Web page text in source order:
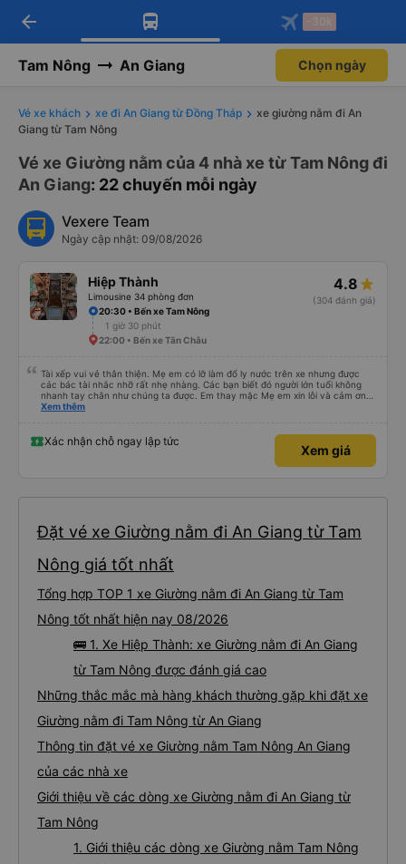
Tải app Vexere ngay!
Nhận ưu đãi thành viên độc
Mở app
Tải app Vexere
-30k/ghế khi đặt vé máy bay qua
Mở app
arrow_back -30k
Tam Nông An Giang Chọn ngày
Vé xe khách xe đi An Giang từ Đồng Tháp
xe giường nằm đi An
Giang từ Tam Nông
Vé xe Giường nằm của 4 nhà xe từ Tam Nông đi
An Giang: 22 chuyến mỗi ngày
Vexere Team
Ngày cập nhật: 09/08/2026
Hiệp Thành
Limousine 34 phòng đơn
4.8
(304 đánh giá)
20:30 • Bến xe Tam Nông
1 giờ 30 phút
22:00 • Bến xe Tân Châu
Tài xếp vui vẻ thân thiện. Mẹ em có lỡ làm đổ ly nước trên xe nhưng được
các bác tài nhắc nhỡ rất nhẹ nhàng. Các bạn biết đó người lớn tuổi không
nhanh tay chân như chúng ta được. Em thay mặc Mẹ em xin lỗi và cảm ơn
các bác tài xe Hiệp Thành rất nhiều ạ.
Xem thêm
Xác nhận chỗ ngay lập tức
Xem giá
Đặt vé xe Giường nằm đi An Giang từ Tam
Nông giá tốt nhất
Tổng hợp TOP 1 xe Giường nằm đi An Giang từ Tam
Nông tốt nhất hiện nay 08/2026
🚌 1. Xe Hiệp Thành: xe Giường nằm đi An Giang
từ Tam Nông được đánh giá cao
Những thắc mắc mà hàng khách thường gặp khi đặt xe
Giường nằm đi Tam Nông từ An Giang
Thông tin đặt vé xe Giường nằm Tam Nông An Giang
của các nhà xe
Giới thiệu về các dòng xe Giường nằm đi An Giang từ
Tam Nông
1. Giới thiệu các dòng xe Giường nằm Tam Nông